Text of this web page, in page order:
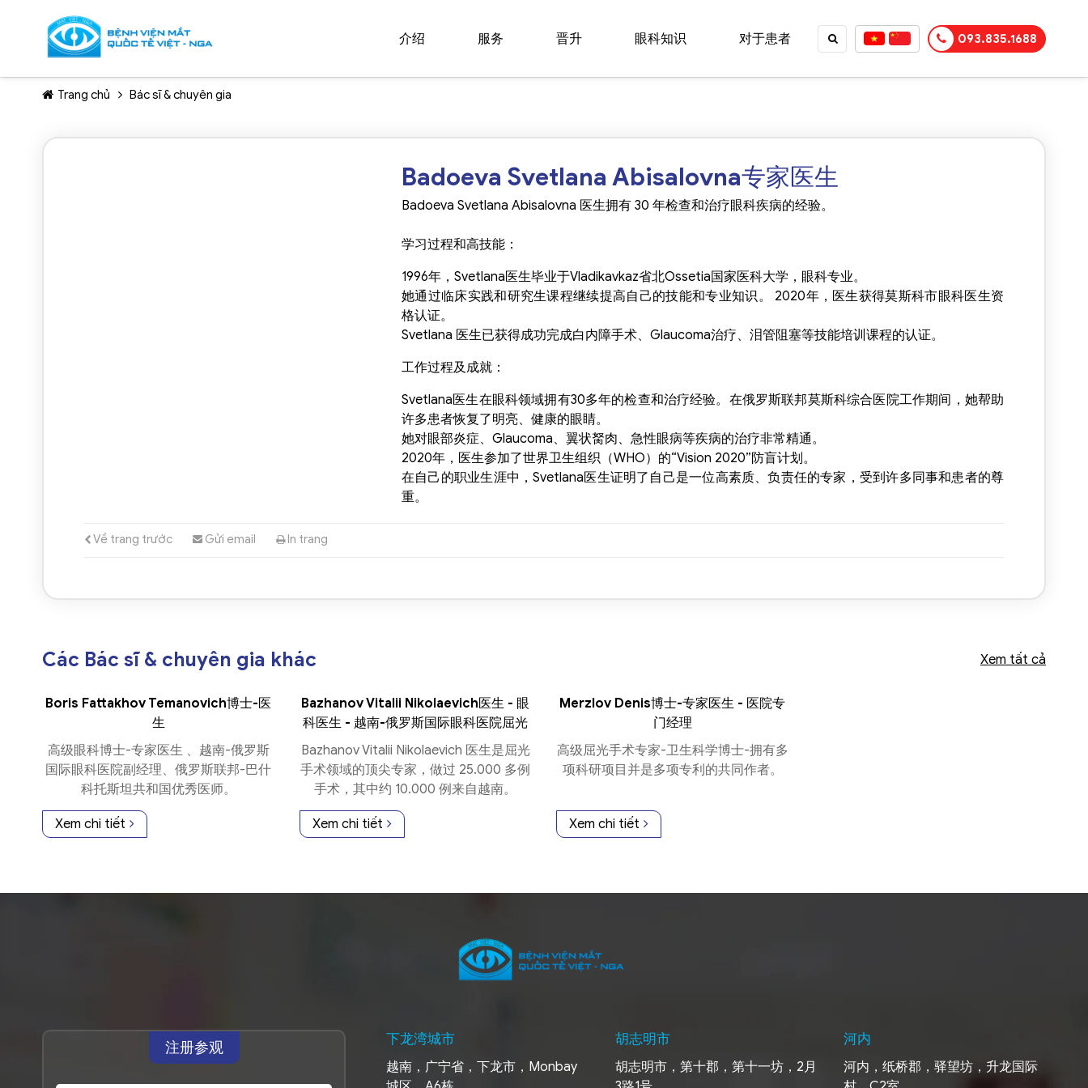
093.835.1688
介绍 服务 晋升 眼科知识 对于患者
TIẾP TỤC MUA HÀNG
Trang chủ Bác sĩ & chuyên gia
Badoeva Svetlana Abisalovna专家医生
Badoeva Svetlana Abisalovna 医生拥有 30 年检查和治疗眼科疾病的经验。
学习过程和高技能：
1996年，Svetlana医生毕业于Vladikavkaz省北Ossetia国家医科大学，眼科专业。
她通过临床实践和研究生课程继续提高自己的技能和专业知识。 2020年，医生获得莫斯科市眼科医生资
格认证。
Svetlana 医生已获得成功完成白内障手术、Glaucoma治疗、泪管阻塞等技能培训课程的认证。
工作过程及成就：
Svetlana医生在眼科领域拥有30多年的检查和治疗经验。在俄罗斯联邦莫斯科综合医院工作期间，她帮助
许多患者恢复了明亮、健康的眼睛。
她对眼部炎症、Glaucoma、翼状胬肉、急性眼病等疾病的治疗非常精通。
2020年，医生参加了世界卫生组织（WHO）的“Vision 2020”防盲计划。
在自己的职业生涯中，Svetlana医生证明了自己是一位高素质、负责任的专家，受到许多同事和患者的尊
重。
Về trang trước Gửi email In trang
Các Bác sĩ & chuyên gia khác Xem tất cả
Boris Fattakhov Temanovich博士-医
生
高级眼科博士-专家医生 、越南-俄罗斯
国际眼科医院副经理、俄罗斯联邦-巴什
科托斯坦共和国优秀医师。
Xem chi tiết
Bazhanov Vitalii Nikolaevich医生 - 眼
科医生 - 越南-俄罗斯国际眼科医院屈光
手术专家。
Bazhanov Vitalii Nikolaevich 医生是屈光
手术领域的顶尖专家，做过 25.000 多例
手术，其中约 10.000 例来自越南。
Xem chi tiết
Merzlov Denis博士-专家医生 - 医院专
门经理
高级屈光手术专家-卫生科学博士-拥有多
项科研项目并是多项专利的共同作者。
Xem chi tiết
注册参观 下龙湾城市
越南，广宁省，下龙市，Monbay
胡志明市
胡志明市，第十郡，第十一坊，2月
河内
河内，纸桥郡，驿望坊，升龙国际